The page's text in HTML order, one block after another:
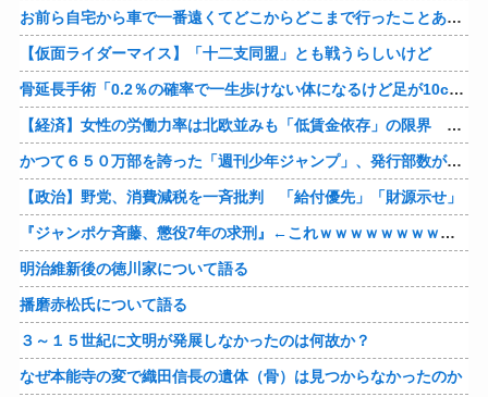
お前ら自宅から車で一番遠くてどこからどこまで行ったことある？
【仮面ライダーマイス】「十二支同盟」とも戦うらしいけど
骨延長手術「0.2％の確率で一生歩けない体になるけど足が10cm伸びます」←コスパ良すぎるだろ
【経済】女性の労働力率は北欧並みも「低賃金依存」の限界 団塊世代の完全引退で、企業が迫られる“最後の選択”
かつて６５０万部を誇った「週刊少年ジャンプ」、発行部数が初の100万部割れ
【政治】野党、消費減税を一斉批判 「給付優先」「財源示せ」
『ジャンポケ斉藤、懲役7年の求刑』←これｗｗｗｗｗｗｗｗｗｗｗｗｗｗｗｗｗｗ
明治維新後の徳川家について語る
播磨赤松氏について語る
３～１５世紀に文明が発展しなかったのは何故か？
なぜ本能寺の変で織田信長の遺体（骨）は見つからなかったのか